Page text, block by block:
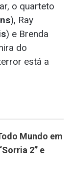
o quarteto
), Ray
) e Brenda
do
está a
Mundo em
2” e